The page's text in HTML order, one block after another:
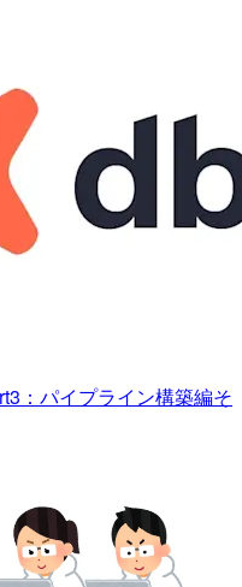
：パイプライン構築編そ